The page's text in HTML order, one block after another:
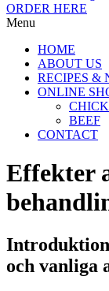
ORDER HERE
Menu
HOME
ABOUT US
RECIPES &
ONLINE
BEEF
CONTACT
Effekter
och vanliga